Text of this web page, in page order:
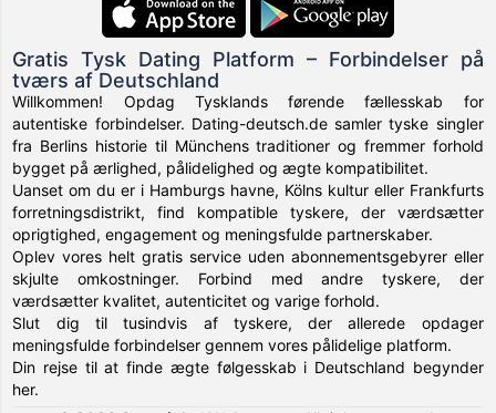
Gratis Tysk Dating Platform – Forbindelser på
tværs af Deutschland
Willkommen! Opdag Tysklands førende fællesskab for
autentiske forbindelser. Dating-deutsch.de samler tyske singler
fra Berlins historie til Münchens traditioner og fremmer forhold
bygget på ærlighed, pålidelighed og ægte kompatibilitet.
Uanset om du er i Hamburgs havne, Kölns kultur eller Frankfurts
forretningsdistrikt, find kompatible tyskere, der værdsætter
oprigtighed, engagement og meningsfulde partnerskaber.
Oplev vores helt gratis service uden abonnementsgebyrer eller
skjulte omkostninger. Forbind med andre tyskere, der
værdsætter kvalitet, autenticitet og varige forhold.
Slut dig til tusindvis af tyskere, der allerede opdager
meningsfulde forbindelser gennem vores pålidelige platform.
Din rejse til at finde ægte følgesskab i Deutschland begynder
her.